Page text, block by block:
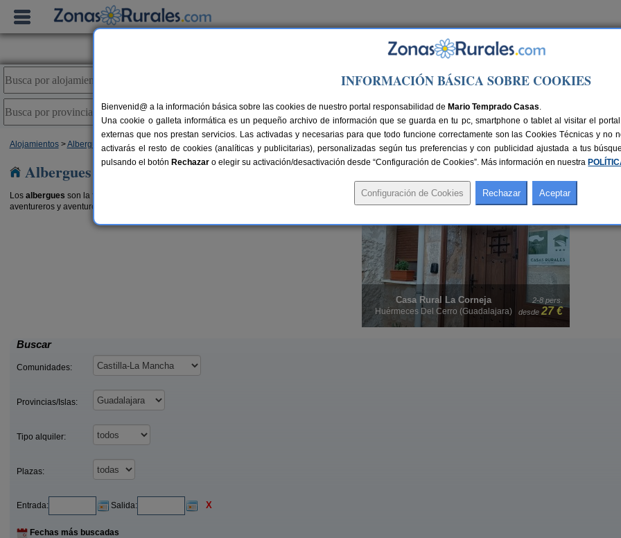
Ir a Versión PC
Alojamientos>Albergues>Castilla-La Mancha> Guadalajara
Albergues en Guadalajara
Los albergues son la forma más barata de practicar . Una forma rápida y cómoda de hospedarte en el destino que quieres. Alquilar una habitación
aventureros y aventureras como tú. También te recomendamos buscar en nuestra selección deCampings y Bungalows en Guadalajara.
60 pers.
desde25 €
Albergue Rural El Molino
Huérmeces del Cerro (Guadalajara)
Buscar
Comunidades:
Provincias/Islas:
Tipo alquiler:
Plazas:
Entrada: Salida: X
Fechas más buscadas
INFORMACIÓN BÁSICA SOBRE COOKIES
Bienvenid@ a la información básica sobre las cookies de nuestro portal responsabilidad de Mario Temprado Casas.
Una cookie o galleta informática es un pequeño archivo de información que se guarda en tu pc, smartphone o tablet al visitar el
externas que nos prestan servicios. Las activadas y necesarias para que todo funcione correctamente son las Cookies Técnicas y no
activarás el resto de cookies (analíticas y publicitarias), personalizadas según tus preferencias y con publicidad ajustada a tus
pulsando el botón Rechazar o elegir su activación/desactivación desde “Configuración de Cookies”. Más información en nuestra